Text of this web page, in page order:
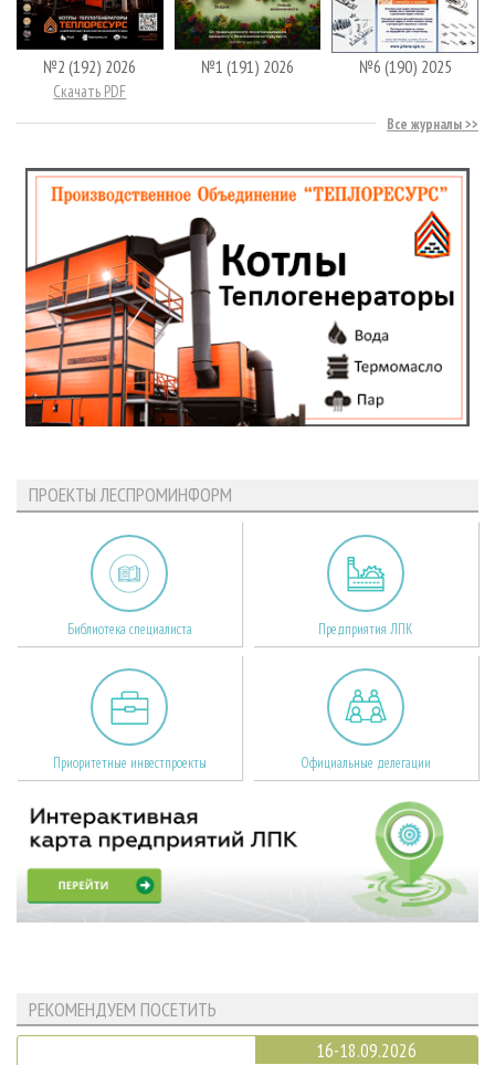
№2 (192) 2026
Скачать PDF
№1 (191) 2026 №6 (190) 2025
Все журналы
ПРОЕКТЫ ЛЕСПРОМИНФОРМ
Библиотека специалиста Предприятия ЛПК
Приоритетные инвестпроекты Официальные делегации
РЕКОМЕНДУЕМ ПОСЕТИТЬ
16-18.09.2026